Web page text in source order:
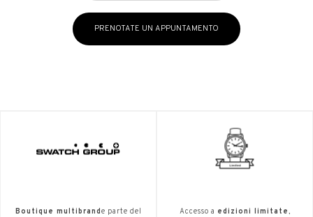
PRENOTATE UN APPUNTAMENTO
Boutique multibrand e parte del
Accesso a edizioni limitate,